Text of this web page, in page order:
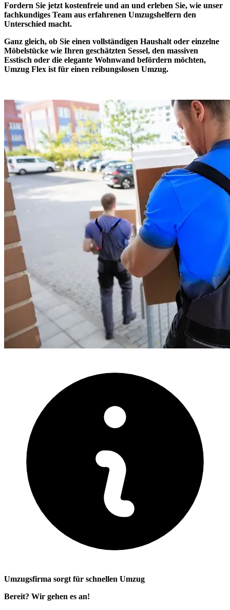
Fordern Sie jetzt kostenfreie und an und erleben Sie, wie unser
fachkundiges Team aus erfahrenen Umzugshelfern den
Unterschied macht.
Ganz gleich, ob Sie einen vollständigen Haushalt oder einzelne
Möbelstücke wie Ihren geschätzten Sessel, den massiven
Esstisch oder die elegante Wohnwand befördern möchten,
Umzug Flex ist für einen reibungslosen Umzug.
Umzugsfirma sorgt für schnellen Umzug
Bereit? Wir gehen es an!